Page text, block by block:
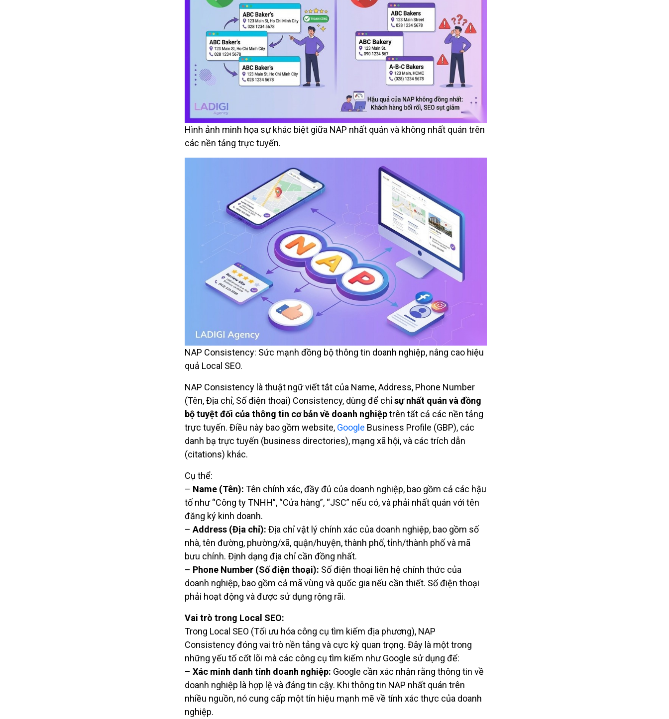
Hình ảnh minh họa sự khác biệt giữa NAP nhất quán và không nhất quán trên
các nền tảng trực tuyến.
NAP Consistency: Sức mạnh đồng bộ thông tin doanh nghiệp, nâng cao hiệu
quả Local SEO.
NAP Consistency là thuật ngữ viết tắt của Name, Address, Phone Number
(Tên, Địa chỉ, Số điện thoại) Consistency, dùng để chỉsự nhất quán và đồng
bộ tuyệt đối của thông tin cơ bản về doanh nghiệptrên tất cả các nền tảng
trực tuyến. Điều này bao gồm website, Google Business Profile (GBP), các
danh bạ trực tuyến (business directories), mạng xã hội, và các trích dẫn
(citations) khác.
Cụ thể:
– Name (Tên): Tên chính xác, đầy đủ của doanh nghiệp, bao gồm cả các hậu
tố như “Công ty TNHH”, “Cửa hàng”, “JSC” nếu có, và phải nhất quán với tên
đăng ký kinh doanh.
– Address (Địa chỉ): Địa chỉ vật lý chính xác của doanh nghiệp, bao gồm số
nhà, tên đường, phường/xã, quận/huyện, thành phố, tỉnh/thành phố và mã
bưu chính. Định dạng địa chỉ cần đồng nhất.
– Phone Number (Số điện thoại): Số điện thoại liên hệ chính thức của
doanh nghiệp, bao gồm cả mã vùng và quốc gia nếu cần thiết. Số điện thoại
phải hoạt động và được sử dụng rộng rãi.
Vai trò trong Local SEO:
Trong Local SEO (Tối ưu hóa công cụ tìm kiếm địa phương), NAP
Consistency đóng vai trò nền tảng và cực kỳ quan trọng. Đây là một trong
những yếu tố cốt lõi mà các công cụ tìm kiếm như Google sử dụng để:
– Xác minh danh tính doanh nghiệp: Google cần xác nhận rằng thông tin về
doanh nghiệp là hợp lệ và đáng tin cậy. Khi thông tin NAP nhất quán trên
nhiều nguồn, nó cung cấp một tín hiệu mạnh mẽ về tính xác thực của doanh
nghiệp.